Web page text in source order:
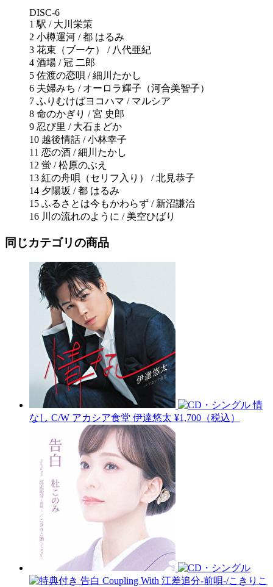
DISC-6
1 駅 / 大川栄策
2 小樽運河 / 都 はるみ
3 花束（ブーケ） / 八代亜紀
4 酒場 / 冠 二郎
5 佐渡の恋唄 / 細川たかし
6 夫婦みち / オーロラ輝子（河合美智子）
7 ふりむけばヨコハマ / マルシア
8 命のかぎり / 宮 史郎
9 忍び里 / 大石まどか
10 越後情話 / 小林幸子
11 恋の酒 / 細川たかし
12 蛍 / 松原のぶえ
13 紅の舟唄（セリフ入り） / 北見恭子
14 夕陽坂 / 都 はるみ
15 ふるさとは今もかわらず / 新沼謙治
16 川の流れのように / 美空ひばり
同じカテゴリの商品
情
なし C/W アカシア食堂 伊達悠太 ¥1,700（税込）
告白 Coupling With 江差追分-前唄-/こきりこ